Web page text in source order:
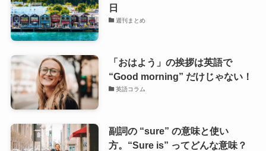
日
週刊まとめ
「おはよう」の挨拶は英語で
“Good morning” だけじゃない！
英語コラム
副詞の “sure” の意味と使い
方。“Sure is” ってどんな意味？